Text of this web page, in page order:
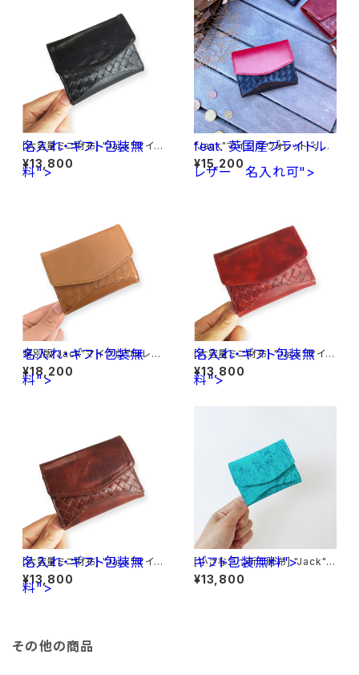
名入れ・ギフト包装無
料">
[大容量ミニ財布] "Jack"マイク
ロウォレット < Black> 名入れ・
ギフト包装無料
¥13,800
feat. 英国産ブライドル
レザー名入れ可">
"Jack"マイクロウォレット < Bl
ack> feat. 英国産ブライドルレ
ザー<Red> 名入れ可
¥15,200
名入れ・ギフト包装無
料">
特別版"Jack"マイクロウォレッ
ト イタリア産ブッテーロ < キャ
メル> 名入れ・ギフト包装無料
¥18,200
名入れ・ギフト包装無
料">
[大容量ミニ財布] "Jack"マイク
ロウォレット < Red> 名入れ・
ギフト包装無料
¥13,800
名入れ・ギフト包装無
料">
[大容量ミニ財布] "Jack"マイク
ロウォレット < Brown> 名入
れ・ギフト包装無料
¥13,800
ギフト包装無料">
[小さな三つ折り財布] "Jack"マ
イクロウォレット エナメル革< ラ
イトブルー> ギフト包装無料
¥13,800
その他の商品